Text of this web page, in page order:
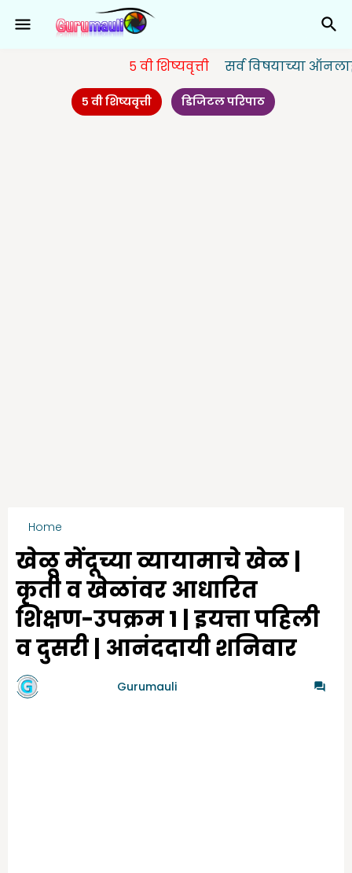
५ वी शिष्यवृत्ती सर्व विषयाच्या ऑनलाईन
५ वी शिष्यवृत्ती डिजिटल परिपाठ
Home
खेळू मेंदूच्या व्यायामाचे खेळ |
कृती व खेळांवर आधारित
शिक्षण-उपक्रम 1 | इयत्ता पहिली
व दुसरी | आनंददायी शनिवार
Gurumauli